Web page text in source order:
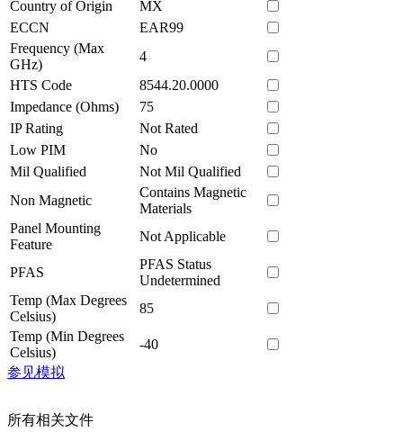
Country of Origin
MX
ECCN
EAR99
Frequency (Max
GHz)
4
HTS Code
8544.20.0000
Impedance (Ohms)
75
IP Rating
Not Rated
Low PIM
No
Mil Qualified
Not Mil Qualified
Non Magnetic
Contains Magnetic
Materials
Panel Mounting
Feature
Not Applicable
PFAS
PFAS Status
Undetermined
Temp (Max Degrees
Celsius)
85
Temp (Min Degrees
Celsius)
-40
参见模拟
所有相关文件